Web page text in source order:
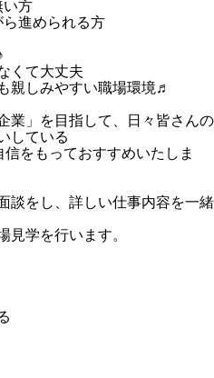
い方
進められる方
くて大丈夫
親しみやすい職場環境♬
業」を目指して、日々皆さんの
している
をもっておすすめいたしま
談をし、詳しい仕事内容を一緒
見学を行います。